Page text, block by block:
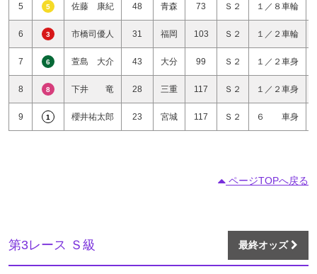
5 5 佐藤 康紀 48 青森 73 Ｓ２ １／８車輪
6 3 市橋司優人 31 福岡 103 Ｓ２ １／２車輪
7 6 萱島 大介 43 大分 99 Ｓ２ １／２車身
8 8 下井 竜 28 三重 117 Ｓ２ １／２車身
9 1 櫻井祐太郎 23 宮城 117 Ｓ２ ６ 車身
ページTOPへ戻る
第3レース Ｓ級 最終オッズ